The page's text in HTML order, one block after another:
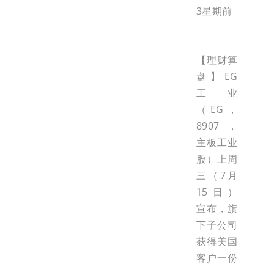
3星期前
【理财算
盘】EG
工业
（EG，
8907，
主板工业
股）上周
三（7月
15日）
宣布，旗
下子公司
获得美国
客户一份